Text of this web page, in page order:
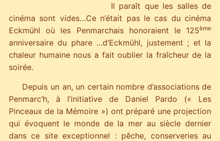
Il paraît que les salles de
cinéma sont vides…Ce n’était pas le cas du cinéma
Eckmühl où les Penmarchais honoraient le 125ème
anniversaire du phare …d’Eckmühl, justement ; et la
chaleur humaine nous a fait oublier la fraîcheur de la
soirée.
Depuis un an, un certain nombre d’associations de
Penmarc’h, à l’initiative de Daniel Pardo (« Les
Pinceaux de la Mémoire ») ont préparé une projection
qui évoquent le monde de la mer au siècle dernier
dans ce site exceptionnel : pêche, conserveries au